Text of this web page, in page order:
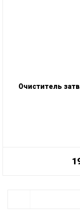
Очиститель